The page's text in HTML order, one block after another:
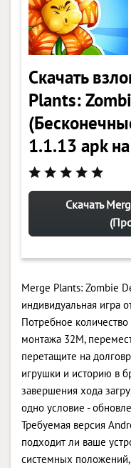
Скачать
Plants:
1.1.13 apk
Скачать
Merge Plants: Zombie
индивидуальная игра
Потребное
монтажа 32M,
перетащите на
игрушки и историю в
завершения хода
одно условие -
Требуемая версия
подходит ли ваше
системных